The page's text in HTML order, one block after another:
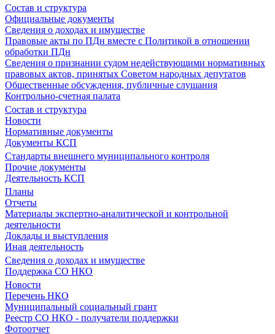
Состав и структура
Официальные документы
Сведения о доходах и имуществе
Правовые акты по ПДн вместе с Политикой в отношении
обработки ПДн
Сведения о признании судом недействующими нормативных
правовых актов, принятых Советом народных депутатов
Общественные обсуждения, публичные слушания
Контрольно-счетная палата
Состав и структура
Новости
Нормативные документы
Документы КСП
Стандарты внешнего муниципального контроля
Прочие документы
Деятельность КСП
Планы
Отчеты
Материалы экспертно-аналитической и контрольной
деятельности
Доклады и выступления
Иная деятельность
Сведения о доходах и имуществе
Поддержка СО НКО
Новости
Перечень НКО
Муниципальный социальный грант
Реестр СО НКО - получатели поддержки
Фотоотчет